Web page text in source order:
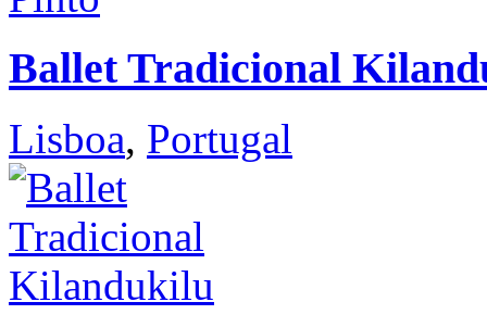
Ballet Tradicional
Lisboa, Portugal